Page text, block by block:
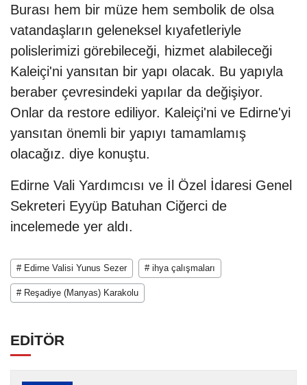
Burası hem bir müze hem sembolik de olsa
vatandaşların geleneksel kıyafetleriyle
polislerimizi görebileceği, hizmet alabileceği
Kaleiçi'ni yansıtan bir yapı olacak. Bu yapıyla
beraber çevresindeki yapılar da değişiyor.
Onlar da restore ediliyor. Kaleiçi'ni ve Edirne'yi
yansıtan önemli bir yapıyı tamamlamış
olacağız. diye konuştu.
Edirne Vali Yardımcısı ve İl Özel İdaresi Genel
Sekreteri Eyyüp Batuhan Ciğerci de
incelemede yer aldı.
# Edirne Valisi Yunus Sezer # ihya çalışmaları
# Reşadiye (Manyas) Karakolu
EDİTÖR